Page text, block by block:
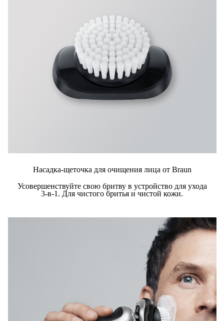
Насадка-щеточка для очищения лица от Braun
Усовершенствуйте свою бритву в устройство для ухода
3-в-1. Для чистого бритья и чистой кожи.